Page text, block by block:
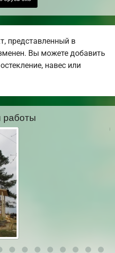
представленный в
Вы можете добавить
навес или